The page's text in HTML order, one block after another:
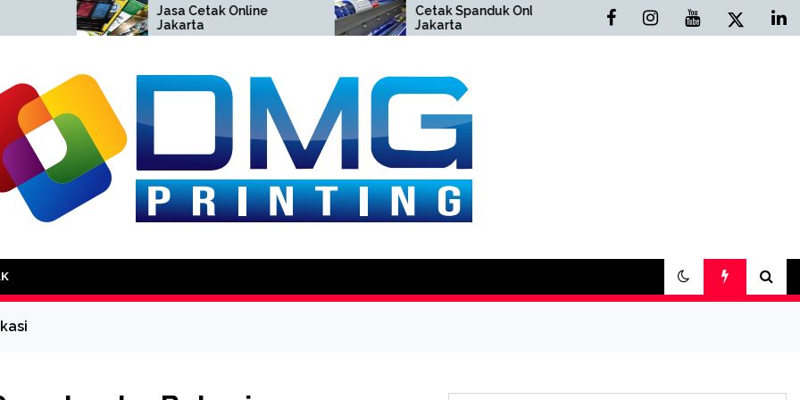
Jasa Cetak Online
Jakarta
Cetak Spanduk Online
Jakarta
Cetak Buku Yasin Online
Printing